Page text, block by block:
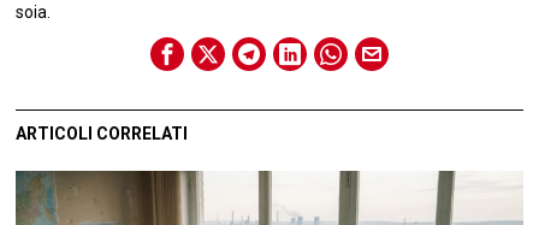
soia.
ARTICOLI CORRELATI